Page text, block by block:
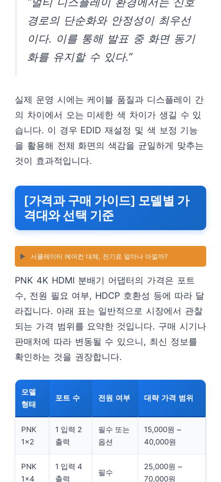
경로의 단순화와 안정성이 최우선
이다. 이를 통해 발표 중 화면 동기
화를 유지할 수 있다.”
실제 운영 시에는 케이블 품질과 디스플레이 간
의 차이에서 오는 미세한 색 차이가 생길 수 있
습니다. 이 경우 EDID 재설정 및 색 보정 기능
을 활용해 전체 화면의 색감을 균일하게 맞추는
것이 효과적입니다.
[가격과 구매 가이드] 모델별 가
격대와 선택 기준
▶️ 서큘레이터 에어컨 대체, 전기료 얼마나 아낄까?
PNK 4K HDMI 분배기 어댑터의 가격은 포트
수, 전원 필요 여부, HDCP 호환성 등에 따라 달
라집니다. 아래 표는 일반적으로 시장에서 관찰
되는 가격 범위를 요약한 것입니다. 구매 시기나
판매처에 따라 변동될 수 있으니, 최신 정보를
확인하는 것을 권장합니다.
모델
형태
포트 수 전원 여부 대략 가격 범위
PNK
1×2
1 입력 2
출력
필수 또는
옵션
15,000원 ~
40,000원
PNK
1×4
1 입력 4
출력
필수
25,000원 ~
70,000원